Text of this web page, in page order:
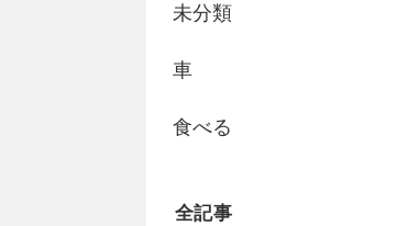
未分類
車
食べる
全記事